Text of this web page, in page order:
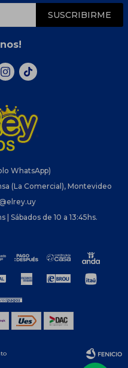
WhatsApp)
(La Comercial), Montevideo
| Sábados de 10 a 13:45hs.
SUSCRIBIRME
